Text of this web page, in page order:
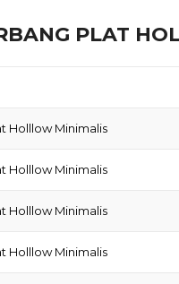
PLAT
Holllow Minimalis
Holllow Minimalis
Holllow Minimalis
Holllow Minimalis